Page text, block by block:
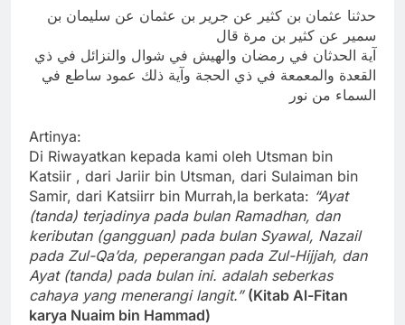
حدثنا عثمان بن كثير عن جرير بن عثمان عن سليمان بن
سمير عن كثير بن مرة قال
آية الحدثان في رمضان والهيش في شوال والنزائل في ذي
القعدة والمعمعة في ذي الحجة وآية ذلك عمود ساطع في
السماء من نور
Artinya:
Di Riwayatkan kepada kami oleh Utsman bin
Katsiir , dari Jariir bin Utsman, dari Sulaiman bin
Samir, dari Katsiirr bin Murrah,Ia berkata: “Ayat
(tanda) terjadinya pada bulan Ramadhan, dan
keributan (gangguan) pada bulan Syawal, Nazail
pada Zul-Qa’da, peperangan pada Zul-Hijjah, dan
Ayat (tanda) pada bulan ini. adalah seberkas
cahaya yang menerangi langit.” (Kitab Al-Fitan
karya Nuaim bin Hammad)